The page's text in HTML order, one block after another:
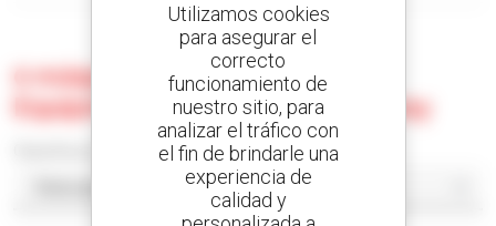
0 máquina usada en National
Equipment Dealers Llc - Conway
Utilizamos cookies
para asegurar el
correcto
funcionamiento de
nuestro sitio, para
analizar el tráfico con
el fin de brindarle una
experiencia de
calidad y